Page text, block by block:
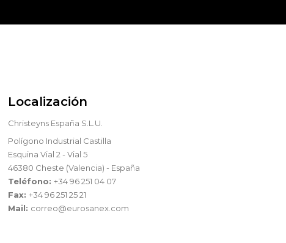
Localización
Christeyns España S.L.U.
Polígono Industrial Castilla
Esquina Vial 2 - Vial 5
46380 Cheste (Valencia) - España
Teléfono:+34 96 251 04 07
Fax:+34 96 251 25 21
Mail: correo@eurosanex.com